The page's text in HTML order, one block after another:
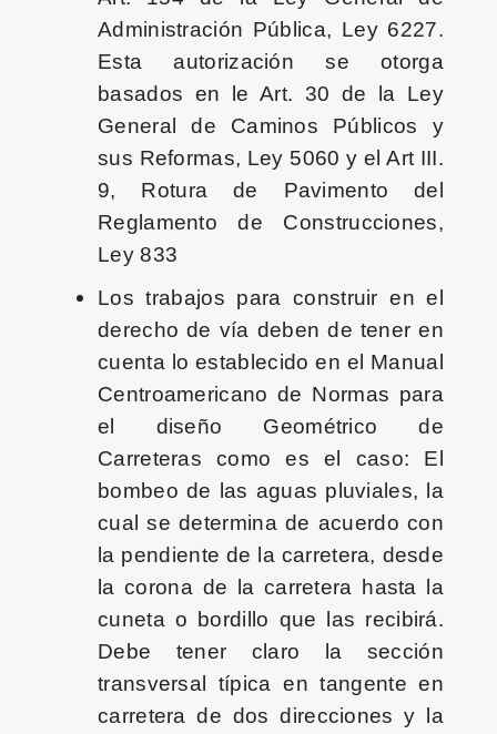
Administración Pública, Ley 6227.
Esta autorización se otorga
basados en le Art. 30 de la Ley
General de Caminos Públicos y
sus Reformas, Ley 5060 y el Art III.
9, Rotura de Pavimento del
Reglamento de Construcciones,
Ley 833
Los trabajos para construir en el
derecho de vía deben de tener en
cuenta lo establecido en el Manual
Centroamericano de Normas para
el diseño Geométrico de
Carreteras como es el caso: El
bombeo de las aguas pluviales, la
cual se determina de acuerdo con
la pendiente de la carretera, desde
la corona de la carretera hasta la
cuneta o bordillo que las recibirá.
Debe tener claro la sección
transversal típica en tangente en
carretera de dos direcciones y la